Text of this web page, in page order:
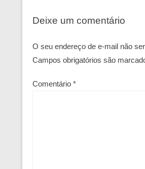
Deixe um comentário
O seu endereço de e-mail não
Campos obrigatórios são
Comentário *